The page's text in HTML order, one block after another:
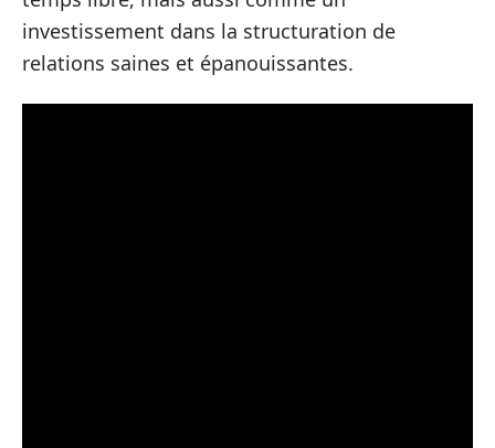
investissement dans la structuration de
relations saines et épanouissantes.